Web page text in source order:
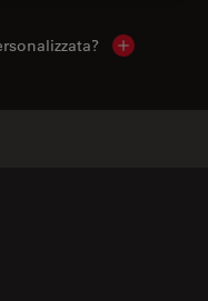
Show local